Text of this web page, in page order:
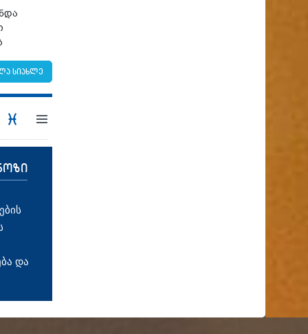
სიახლე
და